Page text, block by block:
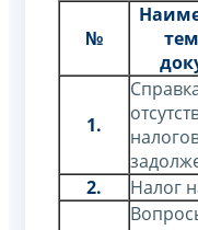
№
1.
2. Налог